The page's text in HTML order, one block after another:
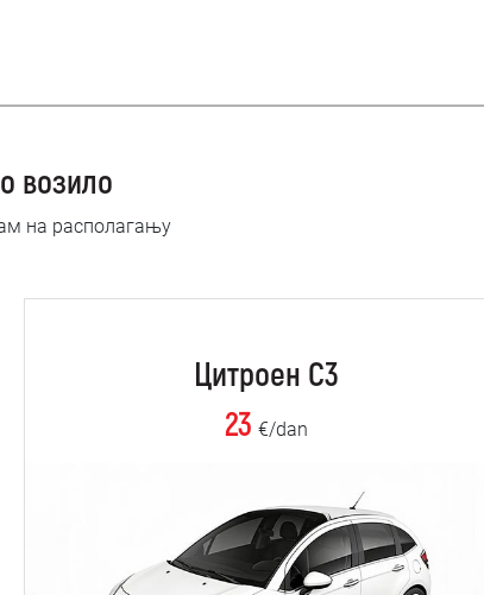
возило
на располагању
Цитроен C3
23 €/dan